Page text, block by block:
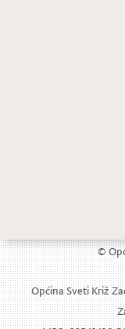
©
Općina Sveti Križ